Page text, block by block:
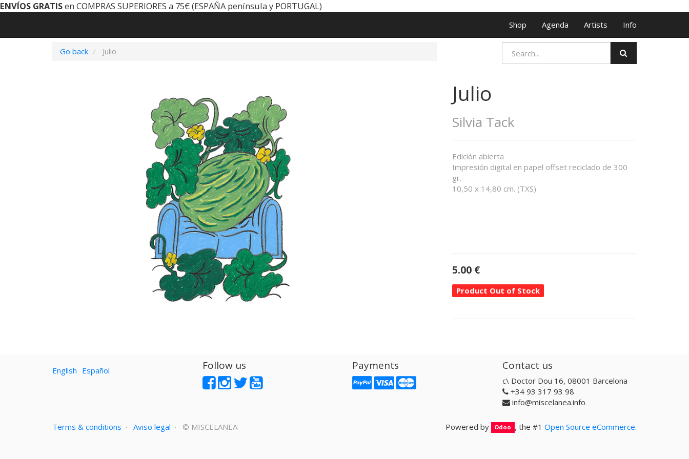
ENVÍOS GRATISen COMPRAS SUPERIORES a 75€ (ESPAÑA península y PORTUGAL)
Shop Agenda Artists Info
Go back Julio
Julio
Silvia Tack
Edición abierta
Impresión digital en papel offset reciclado de 300
gr.
10,50 x 14,80 cm. (TXS)
5.00 €
Product Out of Stock
English Español Follow us Payments Contact us
c\ Doctor Dou 16, 08001 Barcelona
+34 93 317 93 98
info@miscelanea.info
Powered by Odoo , the #1 Open Source eCommerce.
Terms & conditions · Aviso legal · © MISCELANEA